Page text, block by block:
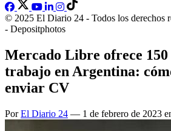
© 2025 El Diario 24 - Todos los derechos
- Depositphotos
Mercado Libre ofrece 150
trabajo en Argentina:
enviar CV
PorEl Diario 24 — 1 de febrero de 2023